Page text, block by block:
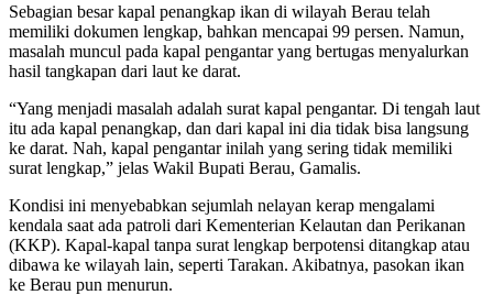
Sebagian besar kapal penangkap ikan di wilayah Berau telah
memiliki dokumen lengkap, bahkan mencapai 99 persen. Namun,
masalah muncul pada kapal pengantar yang bertugas menyalurkan
hasil tangkapan dari laut ke darat.
“Yang menjadi masalah adalah surat kapal pengantar. Di tengah laut
itu ada kapal penangkap, dan dari kapal ini dia tidak bisa langsung
ke darat. Nah, kapal pengantar inilah yang sering tidak memiliki
surat lengkap,” jelas Wakil Bupati Berau, Gamalis.
Kondisi ini menyebabkan sejumlah nelayan kerap mengalami
kendala saat ada patroli dari Kementerian Kelautan dan Perikanan
(KKP). Kapal-kapal tanpa surat lengkap berpotensi ditangkap atau
dibawa ke wilayah lain, seperti Tarakan. Akibatnya, pasokan ikan
ke Berau pun menurun.